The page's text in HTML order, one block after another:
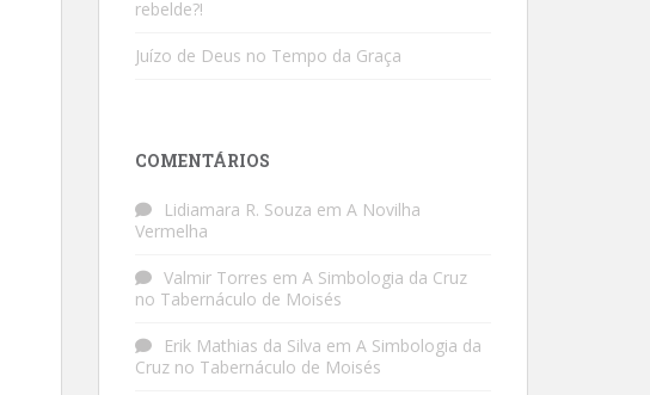
rebelde?!
Juízo de Deus no Tempo da Graça
COMENTÁRIOS
Lidiamara R. Souza em A Novilha
Vermelha
Valmir Torres em A Simbologia da Cruz
no Tabernáculo de Moisés
Erik Mathias da Silva em A Simbologia da
Cruz no Tabernáculo de Moisés